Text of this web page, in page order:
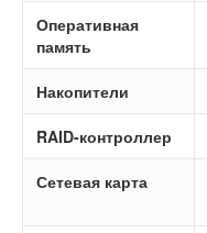
Оперативная
память
Накопители
RAID-контроллер
Сетевая карта